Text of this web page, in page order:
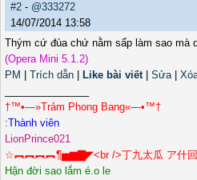
#2 - @333272
14/07/2014 13:58
Thým cứ đùa chứ nằm sấp làm sao mà
(Opera Mini 5.1.2)
PM
Trích dẫn Like bài viết| Sửa|
†™•—»Trảm Phong Bang«—•™†
LionPrince021
☆︻︻︻︻¶▅▆▇◤<br />丁九太瓜 ア什
Hận đời sao lắm é.o le